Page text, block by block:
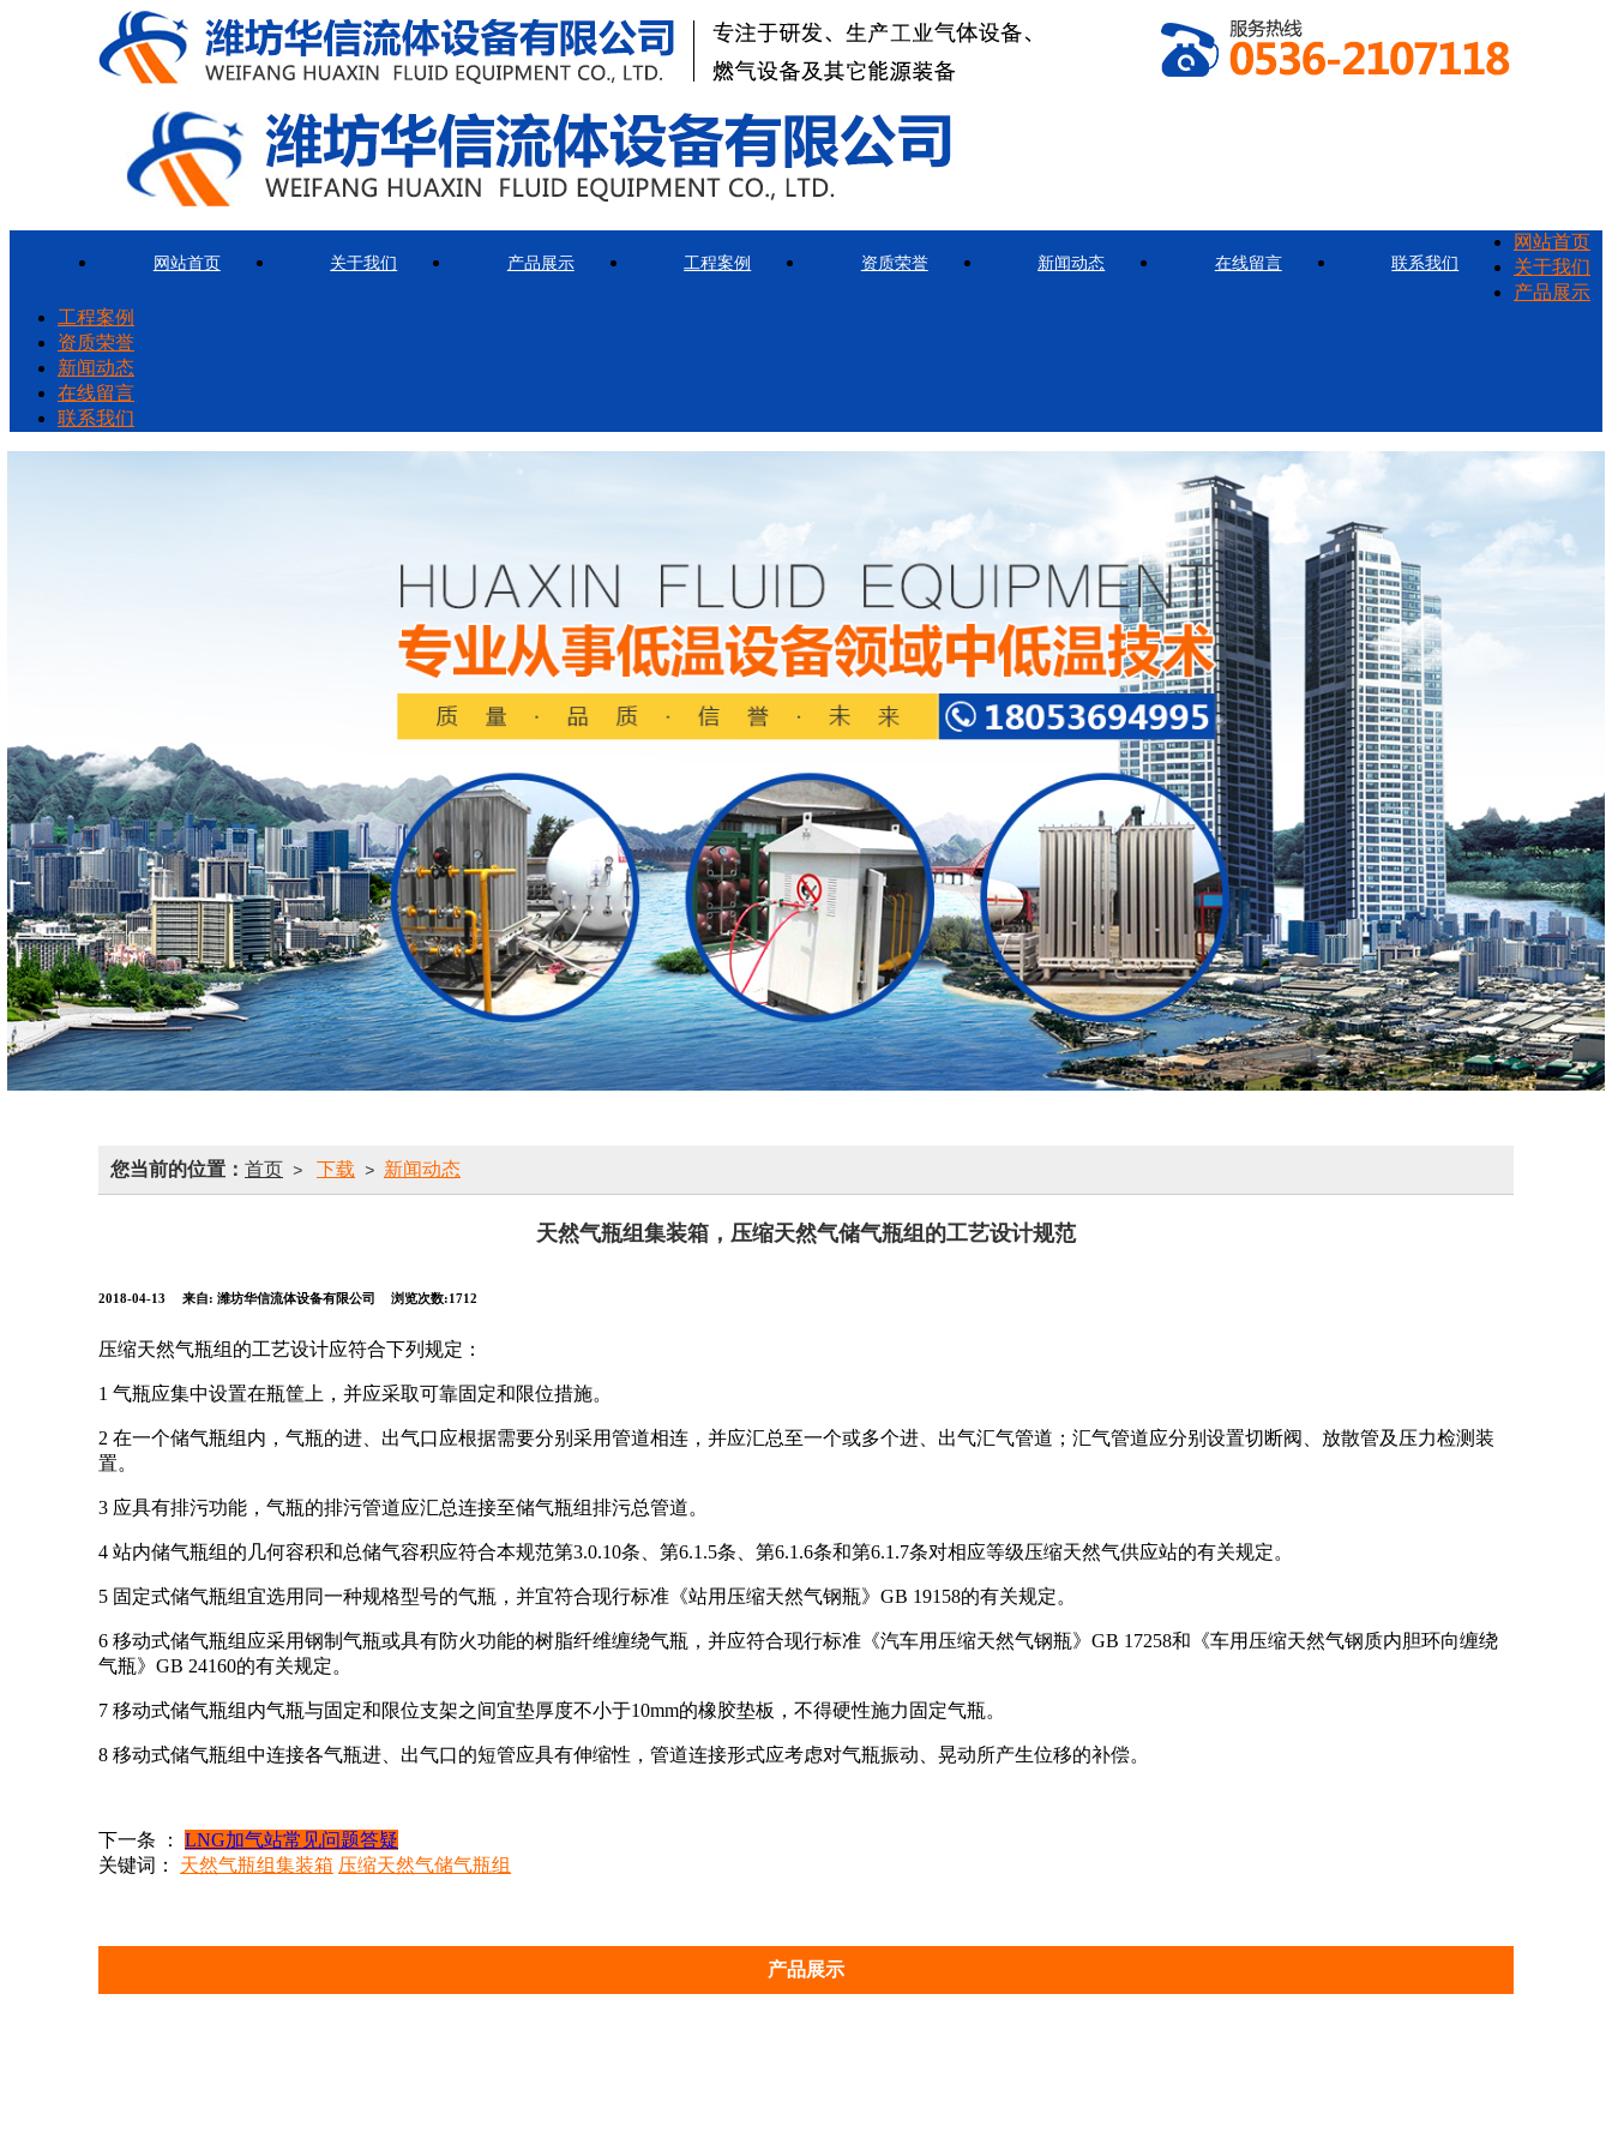
网站首页 关于我们 产品展示 工程案例 资质荣誉 新闻动态 在线留言 联系我们
网站首页
关于我们
产品展示
工程案例
资质荣誉
新闻动态
在线留言
联系我们
您当前的位置： 首页 > 下载 > 新闻动态
天然气瓶组集装箱，压缩天然气储气瓶组的工艺设计规范
2018-04-13 来自: 潍坊华信流体设备有限公司 浏览次数:1712
压缩天然气瓶组的工艺设计应符合下列规定：
1 气瓶应集中设置在瓶筐上，并应采取可靠固定和限位措施。
2 在一个储气瓶组内，气瓶的进、出气口应根据需要分别采用管道相连，并应汇总至一个或多个进、出气汇气管道；汇气管道应分别设置切断阀、放散管及压力检测装
置。
3 应具有排污功能，气瓶的排污管道应汇总连接至储气瓶组排污总管道。
4 站内储气瓶组的几何容积和总储气容积应符合本规范第3.0.10条、第6.1.5条、第6.1.6条和第6.1.7条对相应等级压缩天然气供应站的有关规定。
5 固定式储气瓶组宜选用同一种规格型号的气瓶，并宜符合现行标准《站用压缩天然气钢瓶》GB 19158的有关规定。
6 移动式储气瓶组应采用钢制气瓶或具有防火功能的树脂纤维缠绕气瓶，并应符合现行标准《汽车用压缩天然气钢瓶》GB 17258和《车用压缩天然气钢质内胆环向缠绕
气瓶》GB 24160的有关规定。
7 移动式储气瓶组内气瓶与固定和限位支架之间宜垫厚度不小于10mm的橡胶垫板，不得硬性施力固定气瓶。
8 移动式储气瓶组中连接各气瓶进、出气口的短管应具有伸缩性，管道连接形式应考虑对气瓶振动、晃动所产生位移的补偿。
下一条 ：
LNG加气站常见问题答疑
关键词： 天然气瓶组集装箱 压缩天然气储气瓶组
产品展示